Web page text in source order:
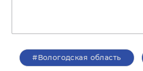
#Вологодская область